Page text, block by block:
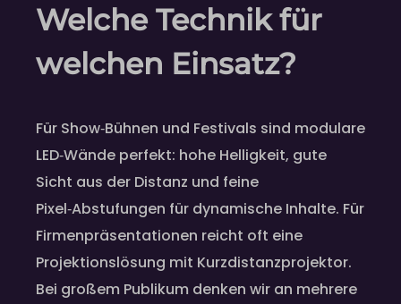
Welche Technik für
welchen Einsatz?
Für Show‑Bühnen und Festivals sind modulare
LED‑Wände perfekt: hohe Helligkeit, gute
Sicht aus der Distanz und feine
Pixel‑Abstufungen für dynamische Inhalte. Für
Firmenpräsentationen reicht oft eine
Projektionslösung mit Kurzdistanzprojektor.
Bei großem Publikum denken wir an mehrere